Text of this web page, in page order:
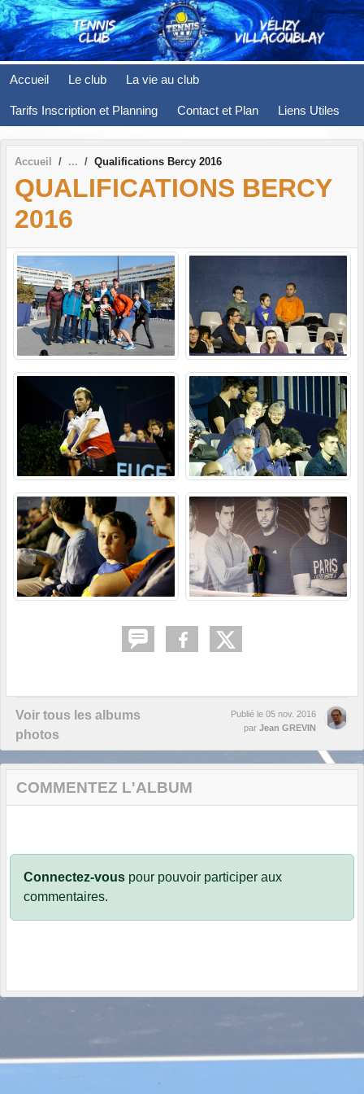
Accueil Le club La vie au club
Tarifs Inscription et Planning Contact et Plan Liens Utiles
Accueil Qualifications Bercy 2016
QUALIFICATIONS BERCY
2016
Voir tous les albums
photos
Publié le 05 nov. 2016
par Jean GREVIN
COMMENTEZ L'ALBUM
Connectez-vous pour pouvoir participer aux
commentaires.
Panneau de gestion des cookies